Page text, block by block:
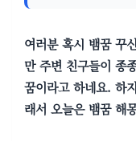
여러분 혹시 뱀꿈 꾸
만 주변 친구들이 종
꿈이라고 하네요. 하
래서 오늘은 뱀꿈 해